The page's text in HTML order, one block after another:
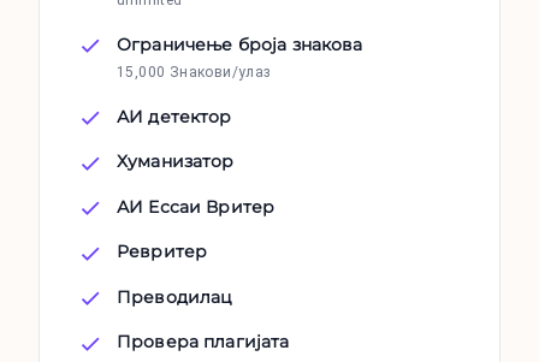
Ограничење броја знакова
15,000 Знакови/улаз
АИ детектор
Хуманизатор
АИ Ессаи Вритер
Ревритер
Преводилац
Провера плагијата